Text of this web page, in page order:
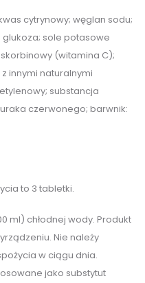
cytrynowy; węglan sodu;
glukoza; sole potasowe
(witamina C);
innymi naturalnymi
substancja
czerwonego; barwnik:
to 3 tabletki.
ml) chłodnej wody. Produkt
Nie należy
w ciągu dnia.
jako substytut